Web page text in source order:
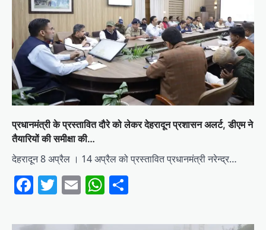
प्रधानमंत्री के प्रस्तावित दौरे को लेकर देहरादून प्रशासन अलर्ट, डीएम ने
तैयारियों की समीक्षा की…
देहरादून 8 अप्रैल । 14 अप्रैल को प्रस्तावित प्रधानमंत्री नरेन्द्र…
Facebook
Twitter
EmailWhatsApp